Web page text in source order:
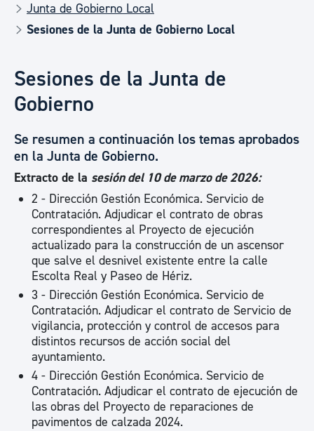
Junta de Gobierno Local
Sesiones de la Junta de Gobierno Local
Sesiones de la Junta de
Gobierno
Se resumen a continuación los temas aprobados
en la Junta de Gobierno.
Extracto de la sesión del 10 de marzo de 2026:
2 - Dirección Gestión Económica. Servicio de
Contratación. Adjudicar el contrato de obras
correspondientes al Proyecto de ejecución
actualizado para la construcción de un ascensor
que salve el desnivel existente entre la calle
Escolta Real y Paseo de Hériz.
3 - Dirección Gestión Económica. Servicio de
Contratación. Adjudicar el contrato de Servicio de
vigilancia, protección y control de accesos para
distintos recursos de acción social del
ayuntamiento.
4 - Dirección Gestión Económica. Servicio de
Contratación. Adjudicar el contrato de ejecución de
las obras del Proyecto de reparaciones de
pavimentos de calzada 2024.